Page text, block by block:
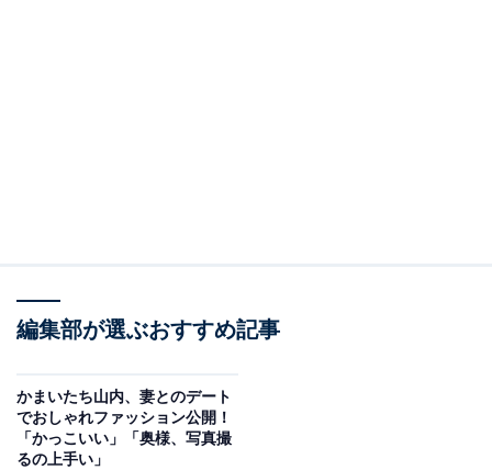
編集部が選ぶおすすめ記事
かまいたち山内、妻とのデート
でおしゃれファッション公開！
「かっこいい」「奥様、写真撮
るの上手い」